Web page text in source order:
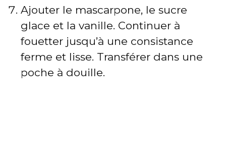
Ajouter le mascarpone, le sucre
glace et la vanille. Continuer à
fouetter jusqu’à une consistance
ferme et lisse. Transférer dans une
poche à douille.